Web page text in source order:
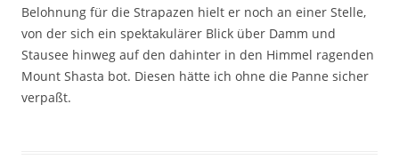
Belohnung für die Strapazen hielt er noch an einer Stelle,
von der sich ein spektakulärer Blick über Damm und
Stausee hinweg auf den dahinter in den Himmel ragenden
Mount Shasta bot. Diesen hätte ich ohne die Panne sicher
verpaßt.